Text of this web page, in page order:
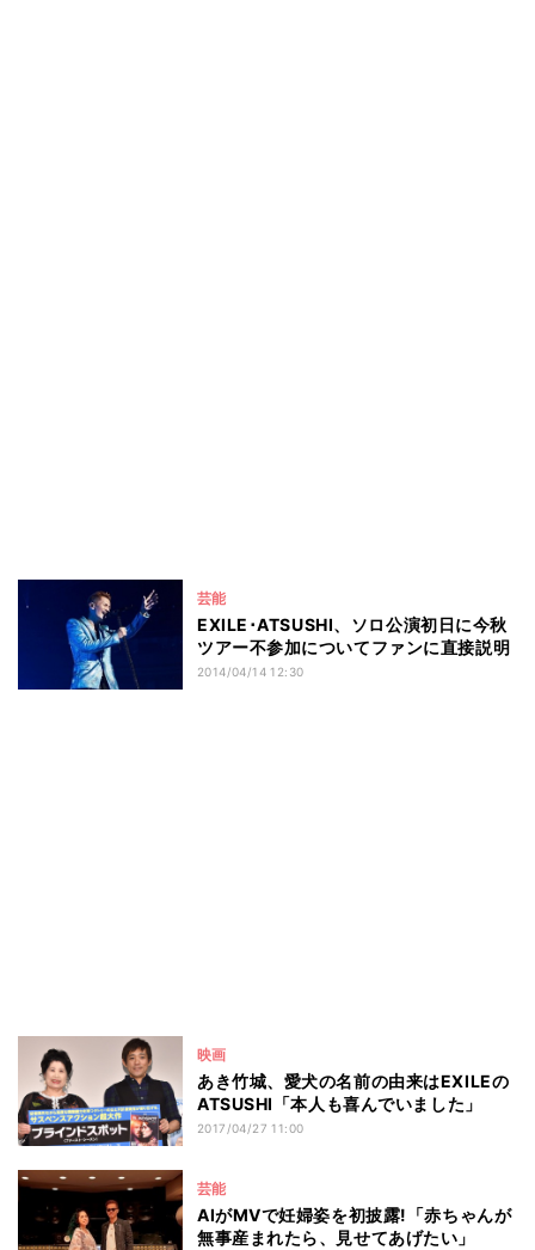
芸能
EXILE･ATSUSHI、ソロ公演初日に今秋
ツアー不参加についてファンに直接説明
2014/04/14 12:30
映画
あき竹城、愛犬の名前の由来はEXILEの
ATSUSHI「本人も喜んでいました」
2017/04/27 11:00
芸能
AIがMVで妊婦姿を初披露!「赤ちゃんが
無事産まれたら、見せてあげたい」